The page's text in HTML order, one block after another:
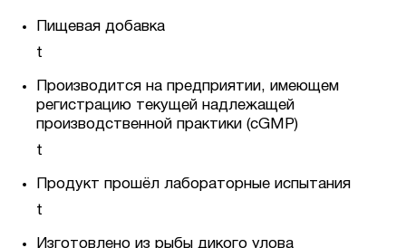
Пищевая добавка
t
Производится на предприятии, имеющем
регистрацию текущей надлежащей
производственной практики (cGMP)
t
Продукт прошёл лабораторные испытания
t
Изготовлено из рыбы дикого улова